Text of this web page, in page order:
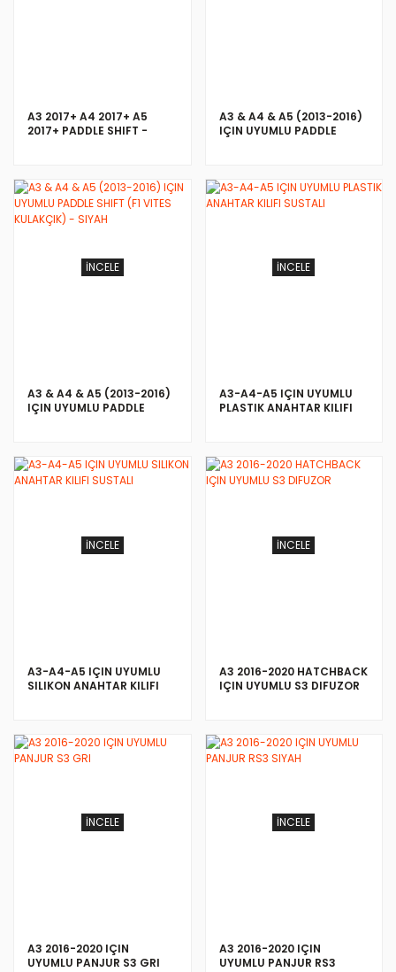
A3 2017+ A4 2017+ A5
2017+ PADDLE SHIFT -
A3 & A4 & A5 (2013-2016)
IÇIN UYUMLU PADDLE
İNCELE
A3 & A4 & A5 (2013-2016)
IÇIN UYUMLU PADDLE
İNCELE
A3-A4-A5 IÇIN UYUMLU
PLASTIK ANAHTAR KILIFI
İNCELE
A3-A4-A5 IÇIN UYUMLU
SILIKON ANAHTAR KILIFI
İNCELE
A3 2016-2020 HATCHBACK
IÇIN UYUMLU S3 DIFUZOR
İNCELE
A3 2016-2020 IÇIN
UYUMLU PANJUR S3 GRI
İNCELE
A3 2016-2020 IÇIN
UYUMLU PANJUR RS3